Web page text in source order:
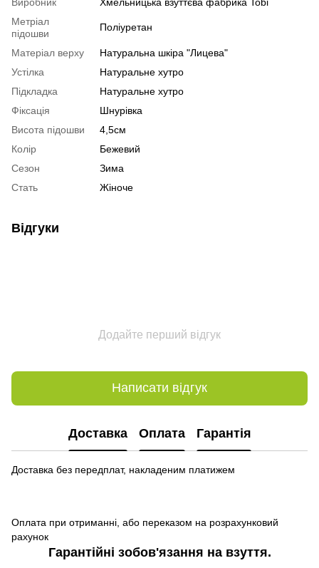
Метріал
підошви
Поліуретан
Матеріал верху
Натуральна шкіра "Лицева"
Устілка
Натуральне хутро
Підкладка
Натуральне хутро
Фіксація
Шнурівка
Висота підошви
4,5см
Колір
Бежевий
Сезон
Зима
Стать
Жіноче
Відгуки
Додайте перший відгук
Написати відгук
Доставка Оплата Гарантія
Доставка без передплат, накладеним платижем
Оплата при отриманні, або переказом на розрахунковий
рахунок
Гарантійні зобов'язання на взуття.